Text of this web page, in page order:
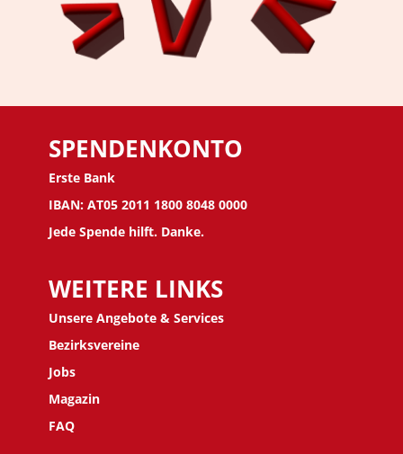
SPENDENKONTO
Erste Bank
IBAN: AT05 2011 1800 8048 0000
Jede Spende hilft. Danke.
WEITERE LINKS
Unsere Angebote & Services
Bezirksvereine
Jobs
Magazin
FAQ